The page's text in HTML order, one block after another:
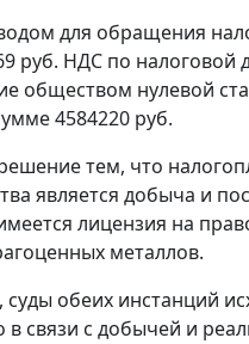
для обращения
руб. НДС по
обществом нулевой
4584220 руб.
тем, что
является добыча и
лицензия на
металлов.
обеих инстанций
связи с добычей и